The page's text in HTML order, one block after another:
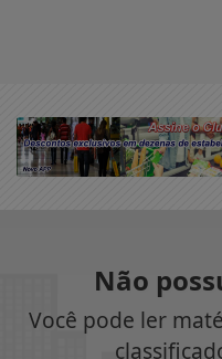
Não
Você pode ler